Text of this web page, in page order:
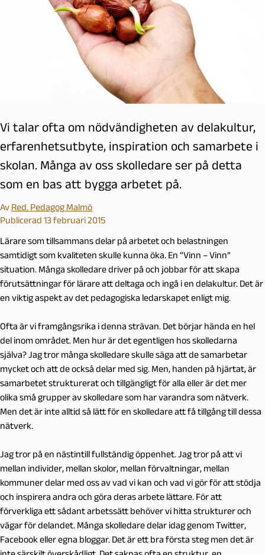
Vi talar ofta om nödvändigheten av delakultur,
erfarenhetsutbyte, inspiration och samarbete i
skolan. Många av oss skolledare ser på detta
som en bas att bygga arbetet på.
Av Red. Pedagog Malmö
Publicerad 13 februari 2015
Lärare som tillsammans delar på arbetet och belastningen
samtidigt som kvaliteten skulle kunna öka. En ”Vinn – Vinn”
situation. Många skolledare driver på och jobbar för att skapa
förutsättningar för lärare att deltaga och ingå i en delakultur. Det är
en viktig aspekt av det pedagogiska ledarskapet enligt mig.
Ofta är vi framgångsrika i denna strävan. Det börjar hända en hel
del inom området. Men hur är det egentligen hos skolledarna
själva? Jag tror många skolledare skulle säga att de samarbetar
mycket och att de också delar med sig. Men, handen på hjärtat, är
samarbetet strukturerat och tillgängligt för alla eller är det mer
olika små grupper av skolledare som har varandra som nätverk.
Men det är inte alltid så lätt för en skolledare att få tillgång till dessa
nätverk.
Jag tror på en nästintill fullständig öppenhet. Jag tror på att vi
mellan individer, mellan skolor, mellan förvaltningar, mellan
kommuner delar med oss av vad vi kan och vad vi gör för att stödja
och inspirera andra och göra deras arbete lättare. För att
förverkliga ett sådant arbetssätt behöver vi hitta strukturer och
vägar för delandet. Många skolledare delar idag genom Twitter,
Facebook eller egna bloggar. Det är ett bra första steg men det är